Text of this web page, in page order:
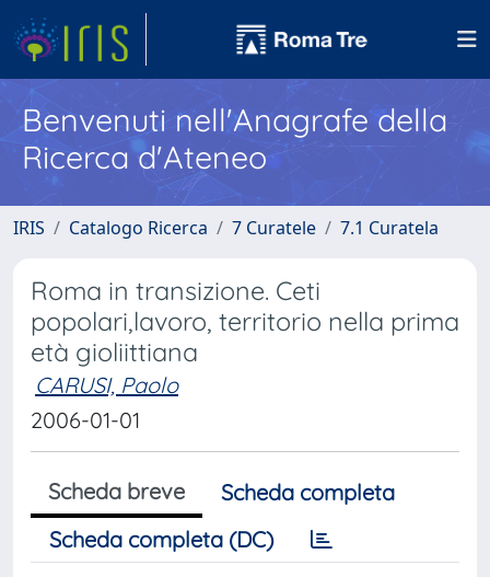
Benvenuti nell'Anagrafe della
Ricerca d'Ateneo
IRIS Catalogo Ricerca 7 Curatele 7.1 Curatela
Roma in transizione. Ceti
popolari,lavoro, territorio nella prima
età gioliittiana
CARUSI, Paolo
2006-01-01
Scheda breve
Scheda completa
Scheda completa (DC)